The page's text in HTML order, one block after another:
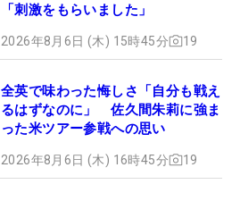
「刺激をもらいました」
2026年8月6日 (木) 15時45分 19
全英で味わった悔しさ「自分も戦え
るはずなのに」 佐久間朱莉に強ま
った米ツアー参戦への思い
2026年8月6日 (木) 16時45分 19